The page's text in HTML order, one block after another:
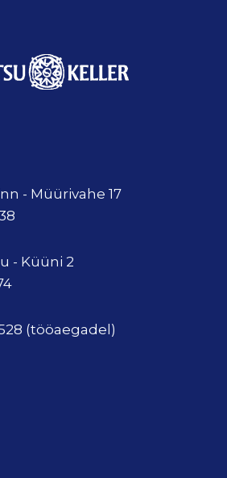
- Müürivahe 17
- Küüni 2
(tööaegadel)